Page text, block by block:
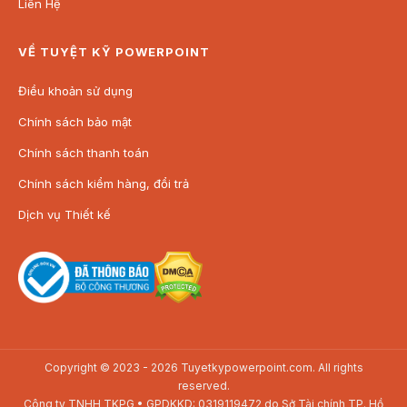
Thư mục Font chữ sử dụng trong Powerpoint.
Hướng dẫn sử dụng + Bản quyền sản phẩm.
Mẫu Powerpoint này hoàn toàn có thể chỉnh sửa linh
hoạt (hình ảnh, chữ, màu sắc,…) tùy theo nhu cầu sử
dụng của bạn. Hãy mời chúng mình một ly nước để
tối ưu để người dùng dễ dàng chỉnh sửa (hình ảnh, chữ, màu
sắc,…) phù hợp với nhu cầu sử dụng.
Liên Hệ
VỀ TUYỆT KỸ POWERPOINT
Điều khoản sử dụng
Chính sách bảo mật
Chính sách thanh toán
Chính sách kiểm hàng, đổi trả
Dịch vụ Thiết kế
Copyright © 2023 - 2026 Tuyetkypowerpoint.com. All rights
reserved.
Công ty TNHH TKPG • GPDKKD: 0319119472 do Sở Tài chính TP. Hồ